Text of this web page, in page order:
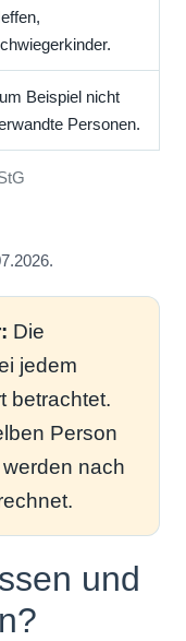
Beispiel nicht
Personen.
Die
jedem
betrachtet.
Person
nach
und